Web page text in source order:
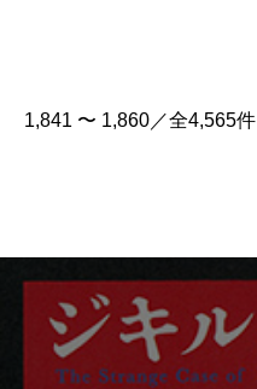
1,841 〜 1,860／全4,565件